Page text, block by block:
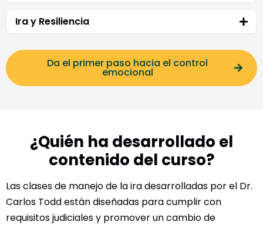
Ira y Resiliencia
Da el primer paso hacia el control
emocional
¿Quién ha desarrollado el
contenido del curso?
Las clases de manejo de la ira desarrolladas por el Dr.
Carlos Todd están diseñadas para cumplir con
requisitos judiciales y promover un cambio de